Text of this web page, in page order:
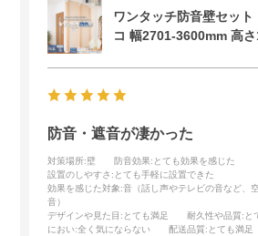
ワンタッチ防音壁セット
コ 幅2701-3600mm 高
防音・遮音が凄かった
対策場所:壁 防音効果:とても効果を感じた
設置のしやすさ :とても手軽に設置できた
効果を感じた対象:音（話し声やテレビの音など、
音）
デザインや見た目 :とても満足 耐久性や品質:と
におい:全く気にならない 配送品質:とても満足